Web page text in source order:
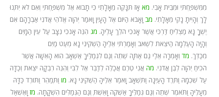
מִמִּשְׁפַּחְתִּי וּמִבֵּית אָבִי. מא אָז תִּנָּקֶה מֵאָלָתִי כִּי תָבוֹא אֶל מִשְׁפַּחְתִּי וְאִם לֹא יִתְּנוּ
לָךְ וְהָיִיתָ נָקִי מֵאָלָתִי. מב וָאָבֹא הַיּוֹם אֶל הָעָיִן וָאֹמַר יְהוָה אֱלֹהֵי אֲדֹנִי אַבְרָהָם אִם
יֶשְׁךָ נָּא מַצְלִיחַ דַּרְכִּי אֲשֶׁר אָנֹכִי הֹלֵךְ עָלֶיהָ. מג הִנֵּה אָנֹכִי נִצָּב עַל עֵין הַמָּיִם
וְהָיָה הָעַלְמָה הַיֹּצֵאת לִשְׁאֹב וְאָמַרְתִּי אֵלֶיהָ הַשְׁקִינִי נָא מְעַט מַיִם
מִכַּדֵּךְ. מד וְאָמְרָה אֵלַי גַּם אַתָּה שְׁתֵה וְגַם לִגְמַלֶּיךָ אֶשְׁאָב הִוא הָאִשָּׁה אֲשֶׁר
הֹכִיחַ יְהוָה לְבֶן אֲדֹנִי. מה אֲנִי טֶרֶם אֲכַלֶּה לְדַבֵּר אֶל לִבִּי וְהִנֵּה רִבְקָה יֹצֵאת וְכַדָּהּ
עַל שִׁכְמָהּ וַתֵּרֶד הָעַיְנָה וַתִּשְׁאָב וָאֹמַר אֵלֶיהָ הַשְׁקִינִי נָא. מו וַתְּמַהֵר וַתּוֹרֶד כַּדָּהּ
מֵעָלֶיהָ וַתֹּאמֶר שְׁתֵה וְגַם גְּמַלֶּיךָ אַשְׁקֶה וָאֵשְׁתְּ וְגַם הַגְּמַלִּים הִשְׁקָתָה. מז וָאֶשְׁאַל